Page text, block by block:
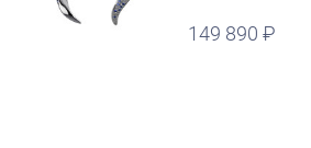
149 890